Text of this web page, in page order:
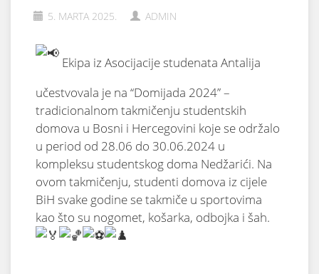
5. MARTA 2025. ADMIN
Ekipa iz Asocijacije studenata Antalija
učestvovala je na “Domijada 2024” –
tradicionalnom takmičenju studentskih
domova u Bosni i Hercegovini koje se održalo
u period od 28.06 do 30.06.2024 u
kompleksu studentskog doma Nedžarići. Na
ovom takmičenju, studenti domova iz cijele
BiH svake godine se takmiče u sportovima
kao što su nogomet, košarka, odbojka i šah.